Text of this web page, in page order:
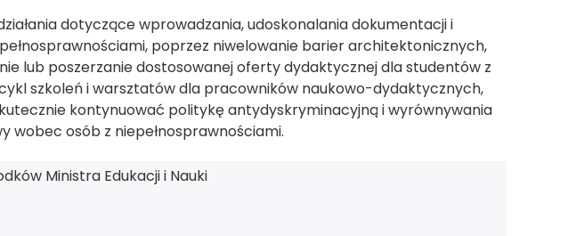
dotyczące wprowadzania, udoskonalania dokumentacji i
poprzez niwelowanie barier architektonicznych,
lub poszerzanie dostosowanej oferty dydaktycznej dla studentów z
szkoleń i warsztatów dla pracowników naukowo-dydaktycznych,
kontynuować politykę antydyskryminacyjną i wyrównywania
wobec osób z niepełnosprawnościami.
Ministra Edukacji i Nauki